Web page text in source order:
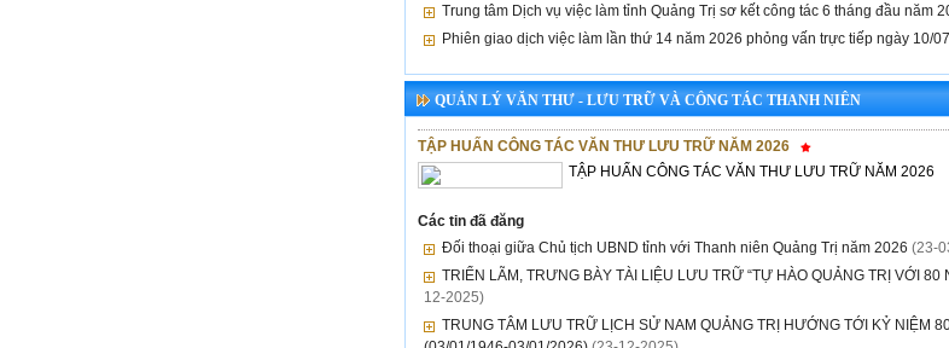
Trung tâm Dịch vụ việc làm tỉnh Quảng Trị sơ kết công tác 6 tháng đầu năm
Phiên giao dịch việc làm lần thứ 14 năm 2026 phỏng vấn trực tiếp ngày 10/
QUẢN LÝ VĂN THƯ - LƯU TRỮ VÀ CÔNG TÁC THANH NIÊN
TẬP HUẤN CÔNG TÁC VĂN THƯ LƯU TRỮ NĂM 2026
TẬP HUẤN CÔNG TÁC VĂN THƯ LƯU TRỮ NĂM 2026
Các tin đã đăng
Đối thoại giữa Chủ tịch UBND tỉnh với Thanh niên Quảng Trị năm 2026 (23-
TRIỂN LÃM, TRƯNG BÀY TÀI LIỆU LƯU TRỮ “TỰ HÀO QUẢNG TRỊ VỚI 80
12-2025)
TRUNG TÂM LƯU TRỮ LỊCH SỬ NAM QUẢNG TRỊ HƯỚNG TỚI KỶ NIỆM